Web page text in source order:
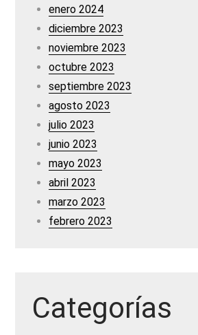
enero 2024
diciembre 2023
noviembre 2023
octubre 2023
septiembre 2023
agosto 2023
julio 2023
junio 2023
mayo 2023
abril 2023
marzo 2023
febrero 2023
Categorías